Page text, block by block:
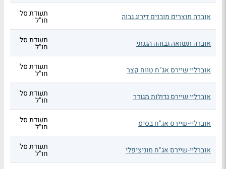
אוברה מוצרים מובנים דירוג גבוה תעודת סל
חו"ל
אוברה תשואה גבוהה הגנתי תעודת סל
חו"ל
אוברליי שיירס אג"ח טווח קצר תעודת סל
חו"ל
אוברליי שיירס גדולות מגודר תעודת סל
חו"ל
אוברליי-שיירס אג"ח בסיס תעודת סל
חו"ל
אוברליי-שיירס אג"ח מוניציפלי תעודת סל
חו"ל